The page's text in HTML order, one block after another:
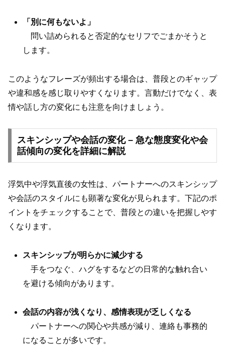
「別に何もないよ」
問い詰められると否定的なセリフでごまかそうと
します。
このようなフレーズが頻出する場合は、普段とのギャップ
や違和感を感じ取りやすくなります。言動だけでなく、表
情や話し方の変化にも注意を向けましょう。
スキンシップや会話の変化 – 急な態度変化や会
話傾向の変化を詳細に解説
浮気中や浮気直後の女性は、パートナーへのスキンシップ
や会話のスタイルにも顕著な変化が見られます。下記のポ
イントをチェックすることで、普段との違いを把握しやす
くなります。
スキンシップが明らかに減少する
手をつなぐ、ハグをするなどの日常的な触れ合い
を避ける傾向があります。
会話の内容が浅くなり、感情表現が乏しくなる
パートナーへの関心や共感が減り、連絡も事務的
になることが多いです。